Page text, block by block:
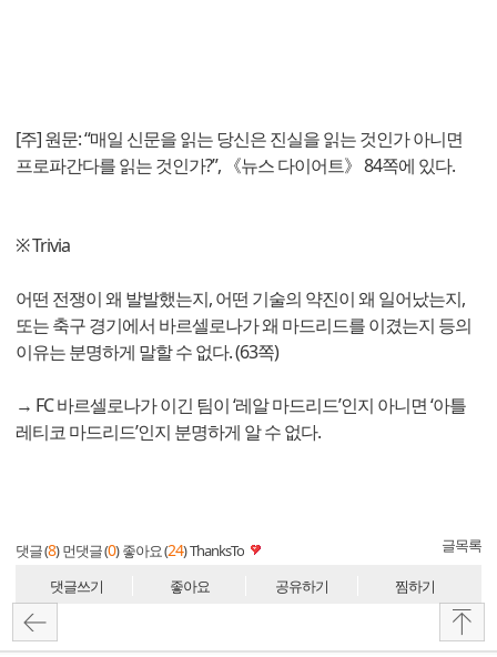
[주] 원문: “매일 신문을 읽는 당신은 진실을 읽는 것인가 아니면
프로파간다를 읽는 것인가?”, 《뉴스 다이어트》 84쪽에 있다.
※ Trivia
어떤 전쟁이 왜 발발했는지, 어떤 기술의 약진이 왜 일어났는지,
또는 축구 경기에서 바르셀로나가 왜 마드리드를 이겼는지 등의
이유는 분명하게 말할 수 없다. (63쪽)
→ FC 바르셀로나가 이긴 팀이 ‘레알 마드리드’인지 아니면 ‘아틀
레티코 마드리드’인지 분명하게 알 수 없다.
댓글 (8) 먼댓글 (0) 좋아요 (24)ThanksTo 글목록
댓글쓰기 좋아요 공유하기 찜하기